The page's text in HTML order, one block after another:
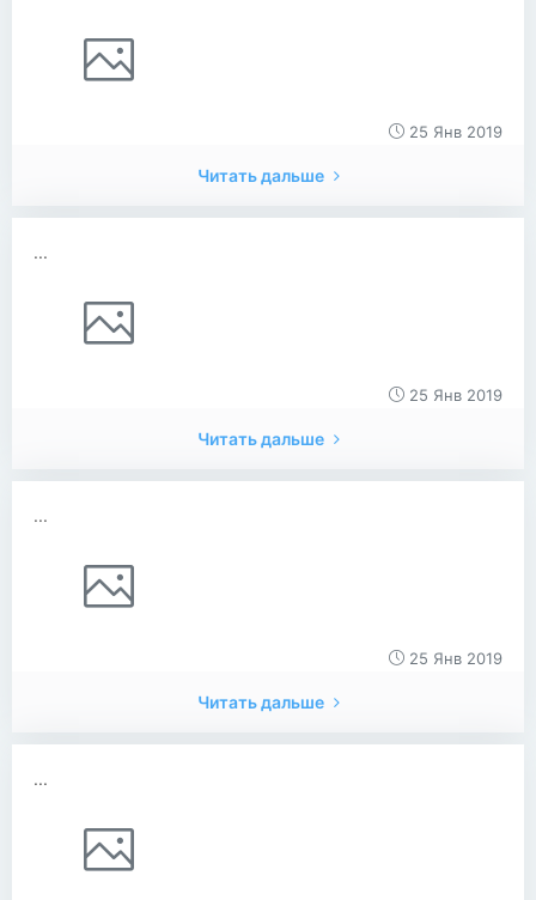
25 Янв 2019
Читать дальше
...
25 Янв 2019
Читать дальше
...
25 Янв 2019
Читать дальше
...